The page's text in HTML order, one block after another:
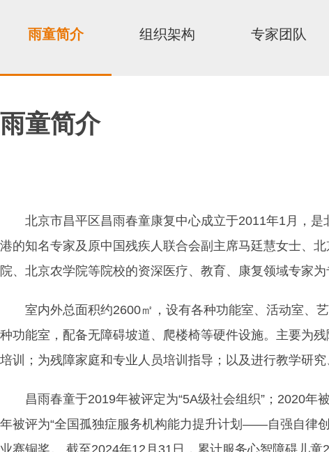
雨童简介 组织架构 专家团队
雨童简介
北京市昌平区昌雨春童康复中心成立于2011年1月，
港的知名专家及原中国残疾人联合会副主席马廷慧女士、
院、北京农学院等院校的资深医疗、教育、康复领域专家为
室内外总面积约2600㎡，设有各种功能室、活动室、
种功能室，配备无障碍坡道、爬楼椅等硬件设施。主要为
培训；为残障家庭和专业人员培训指导；以及进行教学研究
昌雨春童于2019年被评定为“5A级社会组织”；2020年
年被评为“全国孤独症服务机构能力提升计划——自强自律
业赛铜奖。 截至2024年12月31日，累计服务心智障碍儿童